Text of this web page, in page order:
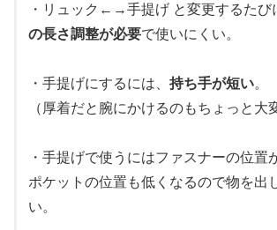
・リュック←→手提げ と変更するたび
の長さ調整が必要で使いにくい。
・手提げにするには、 持ち手が短い。
（厚着だと腕にかけるのもちょっと大
・手提げで使うにはファスナーの位置
ポケットの位置も低くなるので物を出
い。